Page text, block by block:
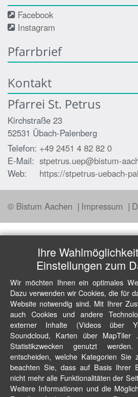
Facebook
Instagram
Pfarrbrief
Kontakt
Pfarrei St. Petrus
Kirchstraße 23
52531 Übach-Palenberg
Telefon: +49 2451 4 82 82 0
E-Mail: stpetrus.uep@bistum-
Web:
https://stpetrus-uebach-
© Bistum Aachen Impressum
Ihre
Einstellungen zum
Wir möchten Ihnen ein optimales
Dazu verwenden wir Cookies, die für
Website notwendig sind. Mit Ihrer
auch Cookies und andere
externer Inhalte (Videos über
Soundcloud, Karten über MapTiler
Statistikzwecken genutzt
entscheiden, welche Kategorien Sie
beachten Sie, dass auf Basis Ihrer
nicht mehr alle Funktionalitäten der
Weitere Informationen und die